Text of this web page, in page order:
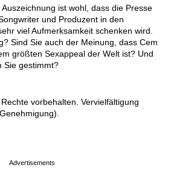
ist wohl, dass die Presse
und Produzent in den
viel Aufmerksamkeit schenken wird.
Sind Sie auch der Meinung, dass Cem
größten Sexappeal der Welt ist? Und
Sie gestimmt?
vorbehalten. Vervielfältigung